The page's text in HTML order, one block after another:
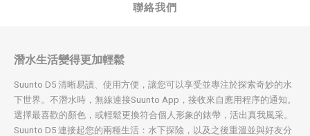
聯絡我們
潛水生活變得更加輕鬆
Suunto D5 清晰易讀、使用方便，讓您可以享受並專注於探索奇妙的水
下世界。不潛水時，無線連接Suunto App，接收來自應用程序的通知。
選擇最喜歡的顏色，或輕鬆更換符合個人形象的錶帶，活出真我風采。
Suunto D5 連接起您的兩種生活：水下探險，以及之後重溫並與好友分